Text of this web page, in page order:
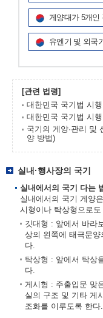
게양대가 5개인
유엔기 및 외국
[관련 법령]
대한민국 국기법 시
대한민국 국기법 시
국기의 게양·관리 및
양 방법)
실내·행사장의 국기
실내에서의 국기 다는
실내에서의 국기 게양
시형이나 탁상형으로
깃대형 : 앞에서 바라
상의 왼쪽에 태극문
다.
탁상형 : 앞에서 탁상
다.
게시형 : 주출입문 맞
실의 구조 및 기타 게
조화를 이루도록 한다.